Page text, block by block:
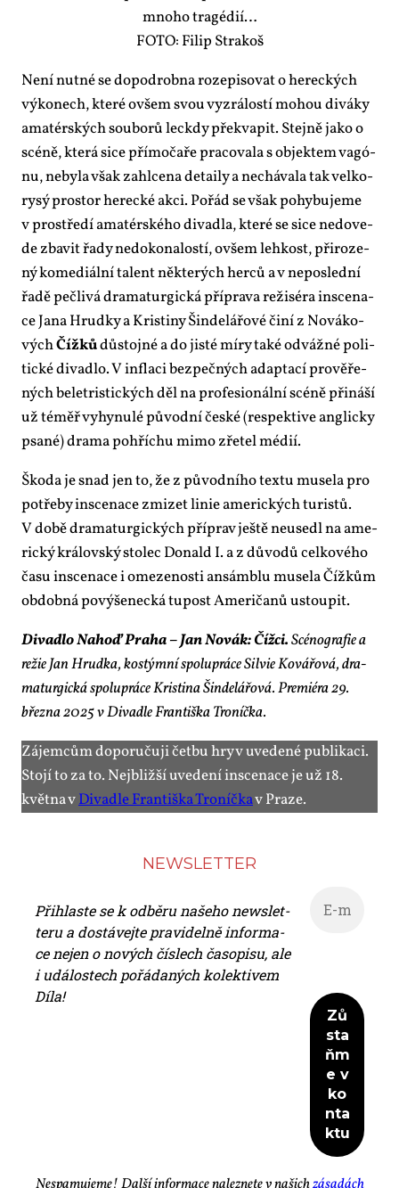
mno­ho tragé­dií…
FO­TO: Fi­lip Stra­koš
Ne­ní nut­né se do­po­drob­na ro­ze­pi­so­vat o he­rec­kých
vý­ko­nech, kte­ré ovšem svou vy­zrá­los­tí mo­hou di­vá­ky
ama­tér­ských sou­bo­rů lec­kdy pře­kva­pit. Stej­ně ja­ko o
scé­ně, kte­rá si­ce pří­mo­ča­ře pra­co­va­la s ob­jek­tem vagó­
nu, ne­by­la však za­hl­ce­na de­tai­ly a ne­chá­va­la tak vel­ko­
rysý pro­stor he­rec­ké ak­ci. Po­řád se však po­hy­bu­je­me
v pro­stře­dí ama­tér­ské­ho di­va­dla, kte­ré se si­ce ne­do­ve­
de zba­vit řa­dy ne­do­ko­na­los­tí, ovšem leh­kost, při­ro­ze­
ný ko­me­di­ál­ní ta­lent ně­kte­rých her­ců a v ne­po­sled­ní
řa­dě peč­li­vá dra­ma­tur­gic­ká pří­pra­va re­ži­sé­ra in­sce­na­
ce Ja­na Hrud­ky a Kris­ti­ny Šin­de­lá­řo­vé či­ní z No­vá­ko­
výchČíž­kůdů­stoj­né a do jis­té mí­ry ta­ké od­váž­né po­li­
tic­ké di­va­dlo. V in­fla­ci bez­peč­ných adap­ta­cí pro­vě­ře­
ných be­let­ris­tic­kých děl na pro­fe­si­o­nál­ní scé­ně při­ná­ší
už téměř vy­hy­nu­lé pů­vod­ní čes­ké (re­spek­ti­ve an­g­lic­ky
psa­né) dra­ma po­hří­chu mi­mo zře­tel mé­dií.
Ško­da je snad jen to, že z pů­vod­ní­ho tex­tu mu­se­la pro
po­tře­by in­sce­na­ce zmi­zet li­nie ame­ric­kých tu­ris­tů.
V do­bě dra­ma­tur­gic­kých pří­prav ješ­tě ne­u­se­dl na ame­
ric­ký krá­lov­ský sto­lec Do­nald I. a z dů­vo­dů cel­ko­vé­ho
ča­su in­sce­na­ce i ome­ze­nos­ti an­sám­blu mu­se­la Číž­kům
ob­dob­ná po­vý­še­nec­ká tupost Ame­ri­ča­nů ustou­pit.
Di­va­dlo Na­hoď Pra­ha – Jan No­vák: Číž­ci.Scé­no­gra­fie a
re­žie Jan Hrud­ka, kos­tým­ní spo­lu­prá­ce Sil­vie Ko­vá­řo­vá, dra­
ma­tur­gic­ká spo­lu­prá­ce Kris­ti­na Šin­de­lá­řo­vá. Pre­mi­é­ra 29.
břez­na 2025 v Di­va­dle Fran­tiš­ka Tro­níč­ka.
Zá­jem­cům do­po­ru­ču­ji čet­bu hry v uve­de­né pu­b­li­ka­ci.
Sto­jí to za to. Nej­bliž­ší uve­de­ní in­sce­na­ce je už 18.
květ­na vDi­va­dle Fran­tiš­ka Tro­níč­kav Pra­ze.
NEWS­LET­TER
Při­hlas­te se k od­bě­ru na­še­ho news­let­
te­ru a do­stá­vej­te pra­vi­del­ně in­for­ma­
ce nejen o no­vých čís­lech ča­so­pi­su, ale
i udá­los­tech po­řá­da­ných ko­lek­ti­vem
Dí­la!